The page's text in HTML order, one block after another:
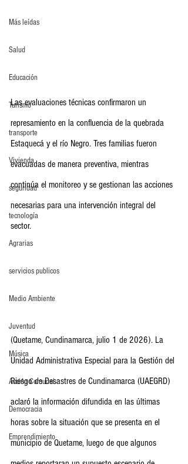
Más leídas
Salud
Educación
Turismo
transporte
Vivienda
seguridad
tecnología
Agrarias
servicios publicos
Medio Ambiente
Juventud
Música
Acción Comunal
Democracia
Emprendimiento
Las evaluaciones técnicas confirmaron un
represamiento en la confluencia de la quebrada
Estaquecá y el río Negro. Tres familias fueron
evacuadas de manera preventiva, mientras
continúa el monitoreo y se gestionan las acciones
necesarias para una intervención integral del
sector.
(Quetame, Cundinamarca, julio 1 de 2026). La
Unidad Administrativa Especial para la Gestión del
Riesgo de Desastres de Cundinamarca (UAEGRD)
aclaró la información difundida en las últimas
horas sobre la situación que se presenta en el
municipio de Quetame, luego de que algunos